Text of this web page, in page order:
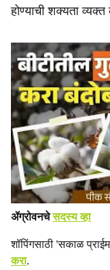
होण्याची शक्यता
ॲग्रोवनचेसदस्य व्हा
शॉपिंगसाठी 'सकाळ
करा.